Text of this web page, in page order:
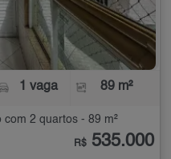
1 vaga 89 m²
com 2 quartos - 89 m²
R$ 535.000